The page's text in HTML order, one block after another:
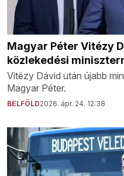
Magyar Péter Vitézy
közlekedési
Vitézy Dávid után újabb
Magyar Péter.
BELFÖLD2026. ápr. 24. 12:38